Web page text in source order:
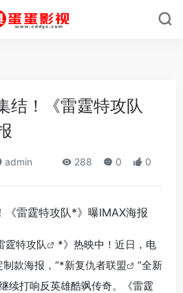
结！《雷霆特攻队
admin 288 0 0
霆特攻队
*》热映中！近日，电
款海报，“*新复仇者联盟
”全新
续打响反英雄酷飒传奇。《雷霆